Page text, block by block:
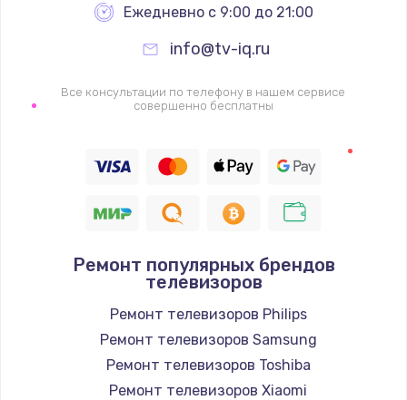
Заказать
Не работает
1400 руб.
Восстановление цепи питания, пайка
Заказать
Программный ремонт/прошивка
Замена Bluetooth/Wi-Fi модуля
Ежедневно с 9:00 до 21:00
info@tv-iq.ru
Все консультации по телефону в нашем сервисе
совершенно бесплатны
Ремонт популярных брендов
телевизоров
Ремонт телевизоров Philips
Ремонт телевизоров Samsung
Ремонт телевизоров Toshiba
Ремонт телевизоров Xiaomi